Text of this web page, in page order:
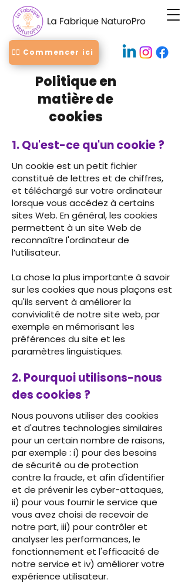
👉🏻 Commencer ici
Politique en
matière de
cookies
1. Qu'est-ce qu'un cookie ?
Un cookie est un petit fichier
constitué de lettres et de chiffres,
et téléchargé sur votre ordinateur
lorsque vous accédez à certains
sites Web. En général, les cookies
permettent à un site Web de
reconnaître l'ordinateur de
l’utilisateur.
La chose la plus importante à savoir
sur les cookies que nous plaçons est
qu'ils servent à améliorer la
convivialité de notre site web, par
exemple en mémorisant les
préférences du site et les
paramètres linguistiques.
2. Pourquoi utilisons-nous
des cookies ?
Nous pouvons utiliser des cookies
et d'autres technologies similaires
pour un certain nombre de raisons,
par exemple : i) pour des besoins
de sécurité ou de protection
contre la fraude, et afin d'identifier
et de prévenir les cyber-attaques,
ii) pour vous fournir le service que
vous avez choisi de recevoir de
notre part, iii) pour contrôler et
analyser les performances, le
fonctionnement et l'efficacité de
notre service et iv) améliorer votre
expérience utilisateur.